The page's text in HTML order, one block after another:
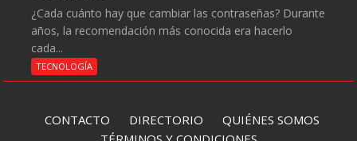
¿Cada cuánto hay que cambiar las contraseñas? Durante
años, la recomendación más conocida era hacerlo
cada...
TECNOLOGÍA
CONTACTO DIRECTORIO QUIÉNES SOMOS